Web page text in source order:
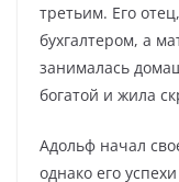
третьим. Его
бухгалтером, а
занималась
богатой и жила
Адольф начал
однако его